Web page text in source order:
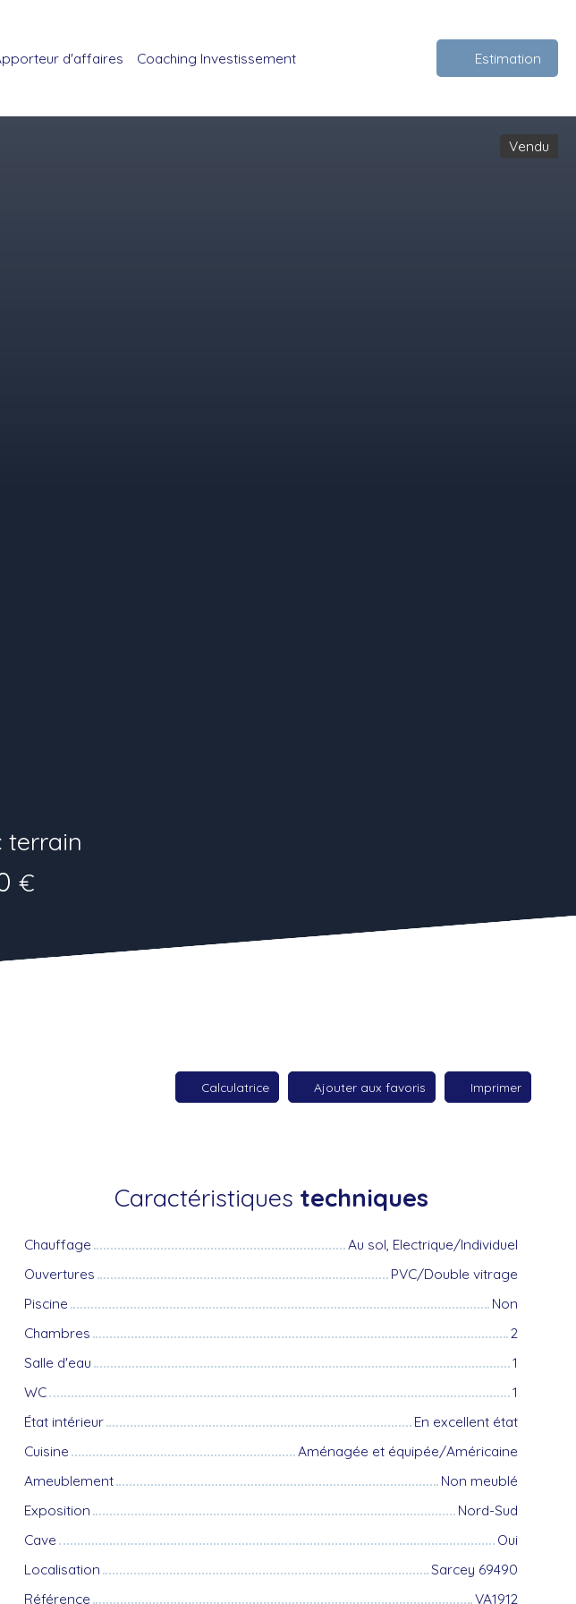
d'affaires Coaching Investissement Estimation
Vendu
terrain
€
Calculatrice Ajouter aux favoris Imprimer
Caractéristiques techniques
Chauffage
Au sol, Electrique/Individuel
Ouvertures
PVC/Double vitrage
Piscine
Non
Chambres
2
Salle d'eau
1
WC
1
État intérieur
En excellent état
Cuisine
Aménagée et équipée/Américaine
Ameublement
Non meublé
Exposition
Nord-Sud
Cave
Oui
Localisation
Sarcey 69490
Référence
VA1912